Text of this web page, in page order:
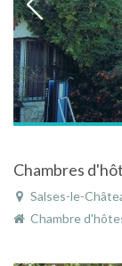
Chambres
Salses-le-Château (14
Chambre